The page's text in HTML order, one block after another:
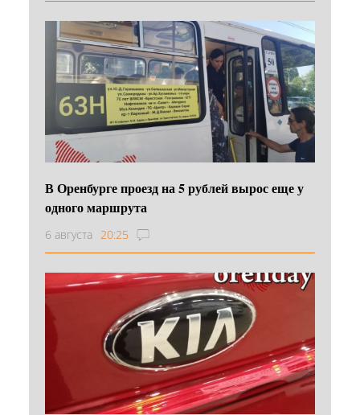
В Оренбурге проезд на 5 рублей вырос еще у
одного маршрута
6 августа 20:25